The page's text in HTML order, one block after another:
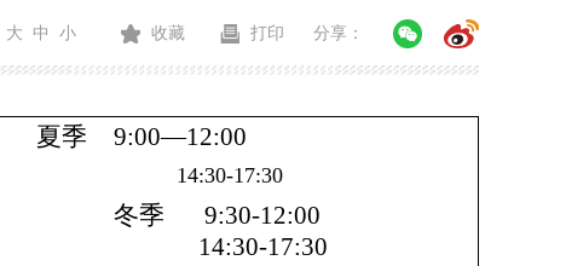
大 中 小 收藏 打印 分享：
夏季 9:00—12:00
14:30-17:30
冬季 9:30-12:00
14:30-17:30